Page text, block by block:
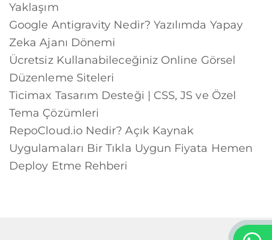
Yaklaşım
Google Antigravity Nedir? Yazılımda Yapay
Zeka Ajanı Dönemi
Ücretsiz Kullanabileceğiniz Online Görsel
Düzenleme Siteleri
Ticimax Tasarım Desteği | CSS, JS ve Özel
Tema Çözümleri
RepoCloud.io Nedir? Açık Kaynak
Uygulamaları Bir Tıkla Uygun Fiyata Hemen
Deploy Etme Rehberi